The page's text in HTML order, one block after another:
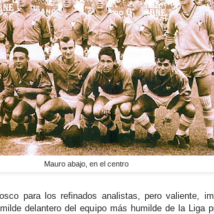
Mauro abajo, en el centro
para los refinados analistas, pero valiente,
delantero del equipo más humilde de la Liga